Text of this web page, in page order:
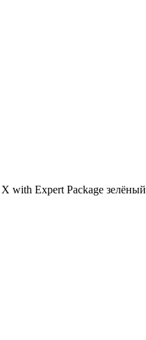
with Expert Package зелёный